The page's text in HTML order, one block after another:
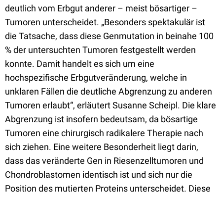
deutlich vom Erbgut anderer – meist bösartiger –
Tumoren unterscheidet. „Besonders spektakulär ist
die Tatsache, dass diese Genmutation in beinahe 100
% der untersuchten Tumoren festgestellt werden
konnte. Damit handelt es sich um eine
hochspezifische Erbgutveränderung, welche in
unklaren Fällen die deutliche Abgrenzung zu anderen
Tumoren erlaubt“, erläutert Susanne Scheipl. Die klare
Abgrenzung ist insofern bedeutsam, da bösartige
Tumoren eine chirurgisch radikalere Therapie nach
sich ziehen. Eine weitere Besonderheit liegt darin,
dass das veränderte Gen in Riesenzelltumoren und
Chondroblastomen identisch ist und sich nur die
Position des mutierten Proteins unterscheidet. Diese